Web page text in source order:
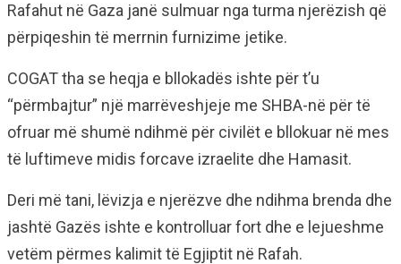
Rafahut në Gaza janë sulmuar nga turma njerëzish që
përpiqeshin të merrnin furnizime jetike.
COGAT tha se heqja e bllokadës ishte për t’u
“përmbajtur” një marrëveshjeje me SHBA-në për të
ofruar më shumë ndihmë për civilët e bllokuar në mes
të luftimeve midis forcave izraelite dhe Hamasit.
Deri më tani, lëvizja e njerëzve dhe ndihma brenda dhe
jashtë Gazës ishte e kontrolluar fort dhe e lejueshme
vetëm përmes kalimit të Egjiptit në Rafah.